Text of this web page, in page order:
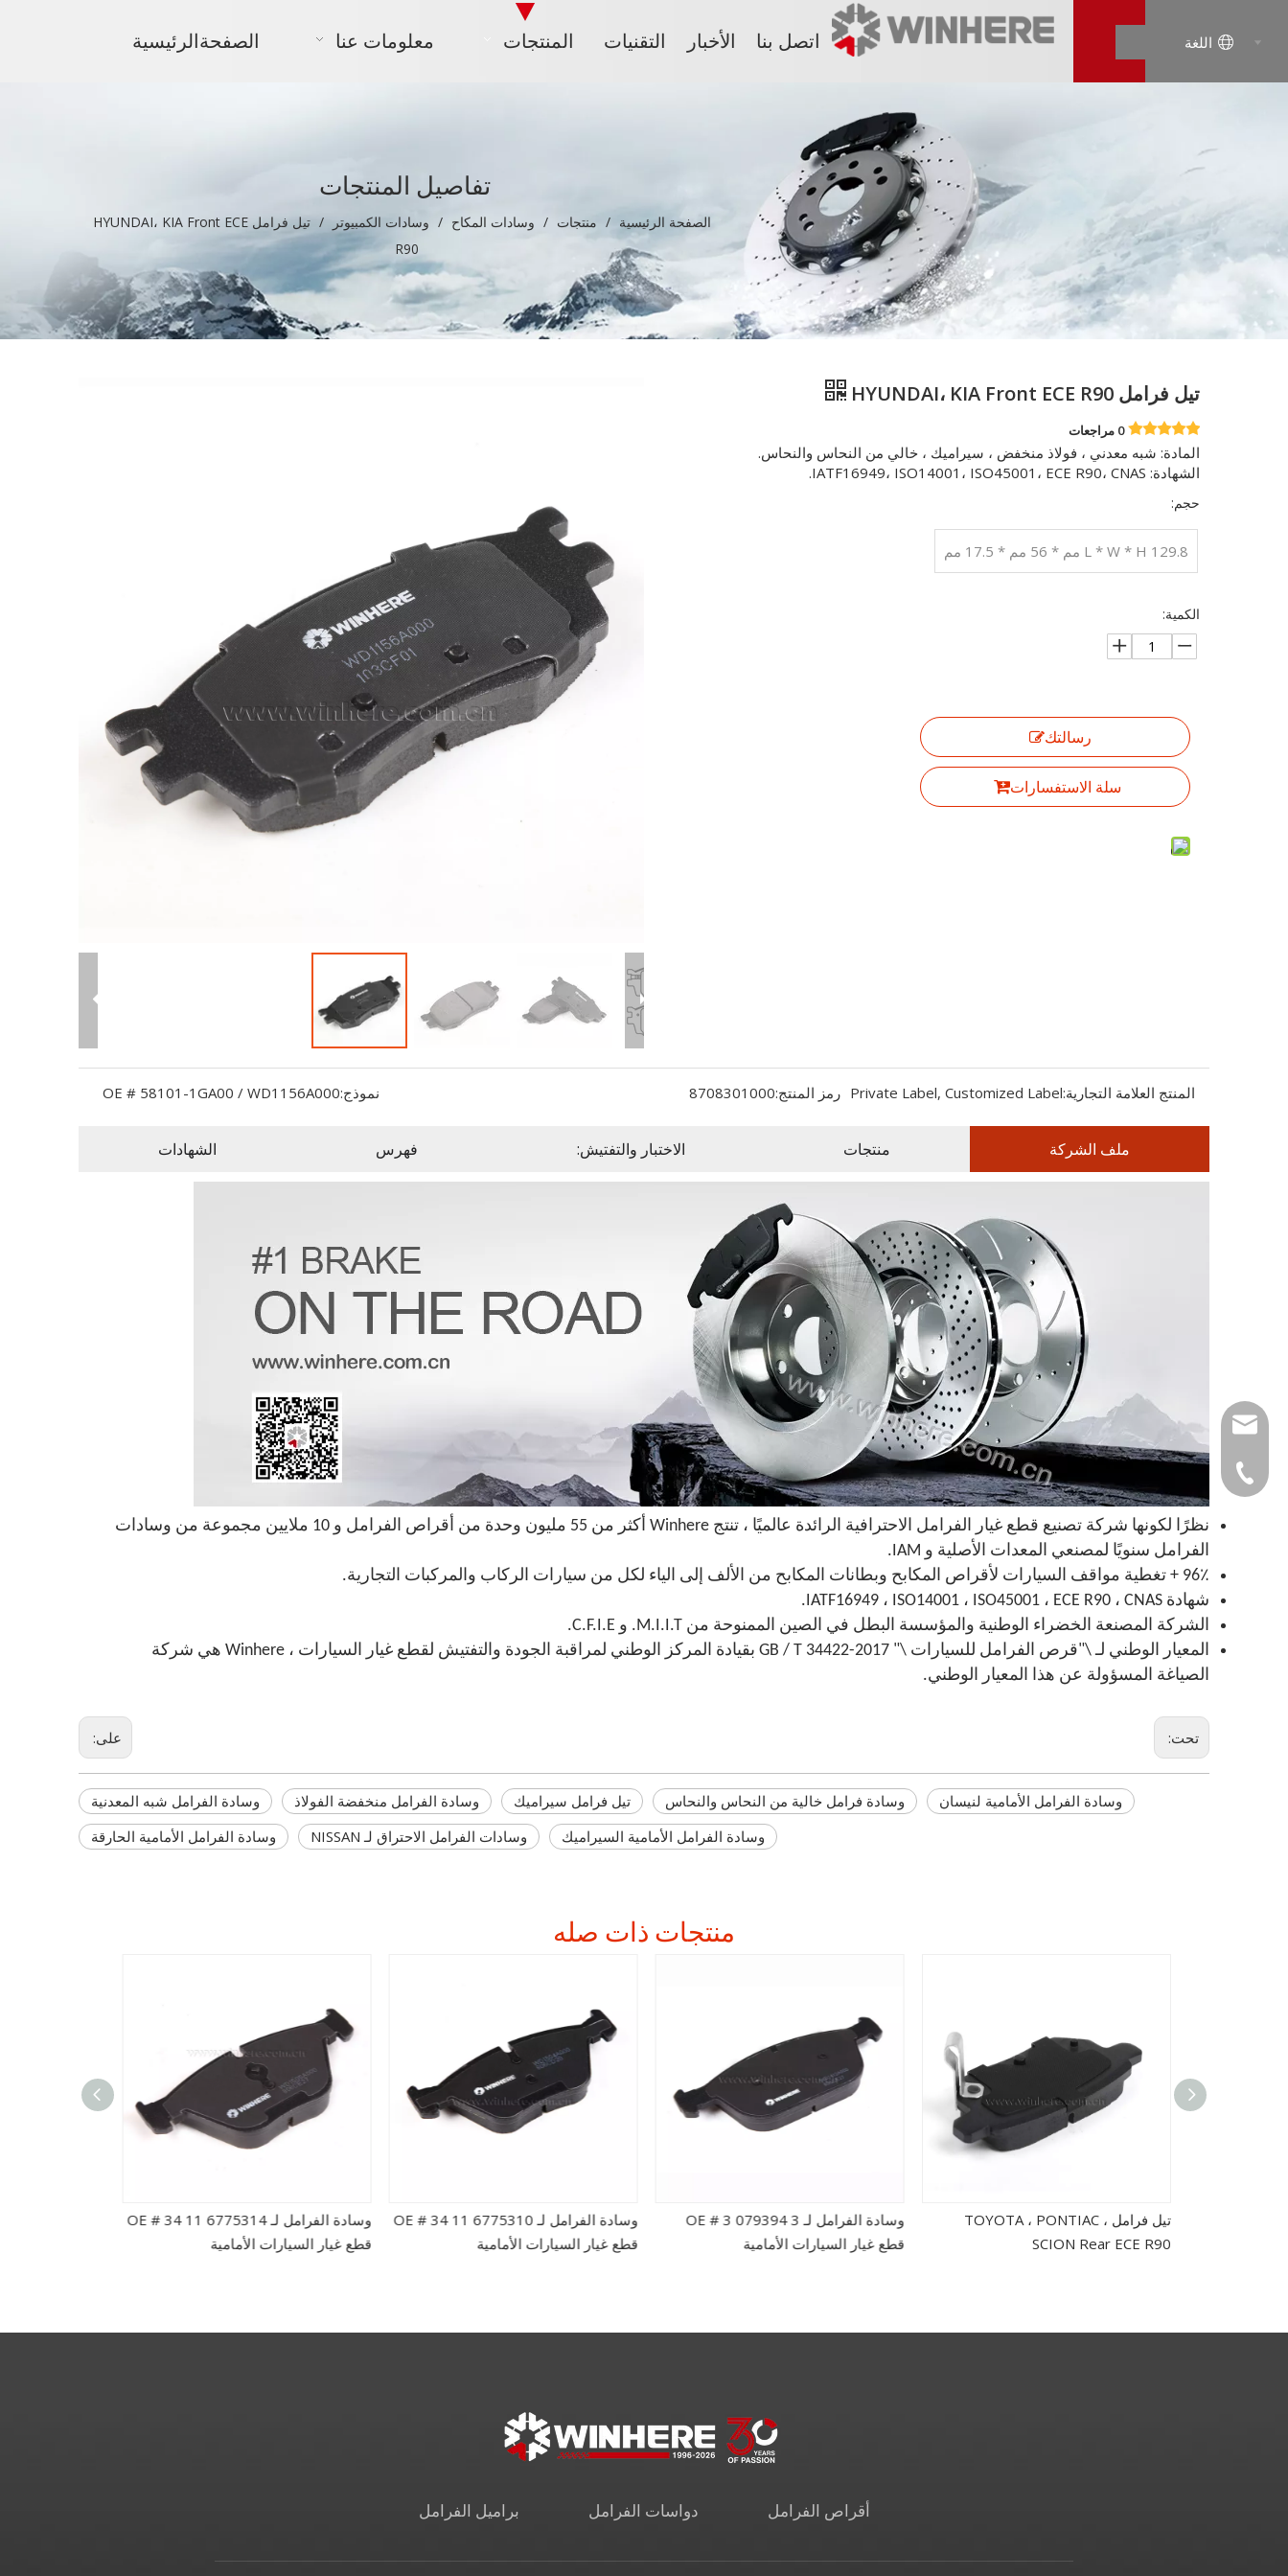
اتصل بنا الأخبار التقنيات المنتجات معلومات عنا الصفحةالرئيسية اللغة
تفاصيل المنتجات
الصفحة الرئيسية / منتجات / وسادات المكاح / وسادات الكمبيوتر /
تيل فرامل HYUNDAI، KIA Front ECE
R90
تيل فرامل HYUNDAI، KIA Front ECE R90
0 مراجعات
المادة: شبه معدني ، فولاذ منخفض ، سيراميك ، خالي من النحاس والنحاس.
الشهادة: IATF16949، ISO14001، ISO45001، ECE R90، CNAS.
حجم:
L * W * H 129.8 مم * 56 مم * 17.5 مم
الكمية:
رسالتك
سلة الاستفسارات
نموذج:OE # 58101-1GA00 / WD1156A000 المنتج العلامة التجارية:Private Label, Customized Label رمز المنتج:8708301000
ملف الشركة منتجات الاختبار والتفتيش: فهرس الشهادات
نظرًا لكونها شركة تصنيع قطع غيار الفرامل الاحترافية الرائدة عالميًا ، تنتج Winhere أكثر من 55 مليون وحدة من أقراص الفرامل و 10 ملايين مجموعة من وسادات
الفرامل سنويًا لمصنعي المعدات الأصلية و IAM.
96٪ + تغطية مواقف السيارات لأقراص المكابح وبطانات المكابح من الألف إلى الياء لكل من سيارات الركاب والمركبات التجارية.
شهادة IATF16949 ، ISO14001 ، ISO45001 ، ECE R90 ، CNAS.
الشركة المصنعة الخضراء الوطنية والمؤسسة البطل في الصين الممنوحة من M.I.I.T. و C.F.I.E.
المعيار الوطني لـ \"قرص الفرامل للسيارات \" GB / T 34422-2017 بقيادة المركز الوطني لمراقبة الجودة والتفتيش لقطع غيار السيارات ، Winhere هي شركة
الصياغة المسؤولة عن هذا المعيار الوطني.
على: تحت:
وسادة الفرامل شبه المعدنية وسادة الفرامل منخفضة الفولاذ تيل فرامل سيراميك وسادة فرامل خالية من النحاس والنحاس
وسادة الفرامل الأمامية لنيسان
وسادة الفرامل الأمامية الحارقة
وسادات الفرامل الاحتراق لـ NISSAN وسادة الفرامل الأمامية السيراميك
منتجات ذات صله
وسادة الفرامل لـ OE # 34 11 6775314
قطع غيار السيارات الأمامية
وسادة الفرامل لـ OE # 34 11 6775310
قطع غيار السيارات الأمامية
وسادة الفرامل لـ OE # 3 079394 3
قطع غيار السيارات الأمامية
تيل فرامل TOYOTA ، PONTIAC ،
SCION Rear ECE R90
أقراص الفرامل دواسات الفرامل براميل الفرامل
0086-532-